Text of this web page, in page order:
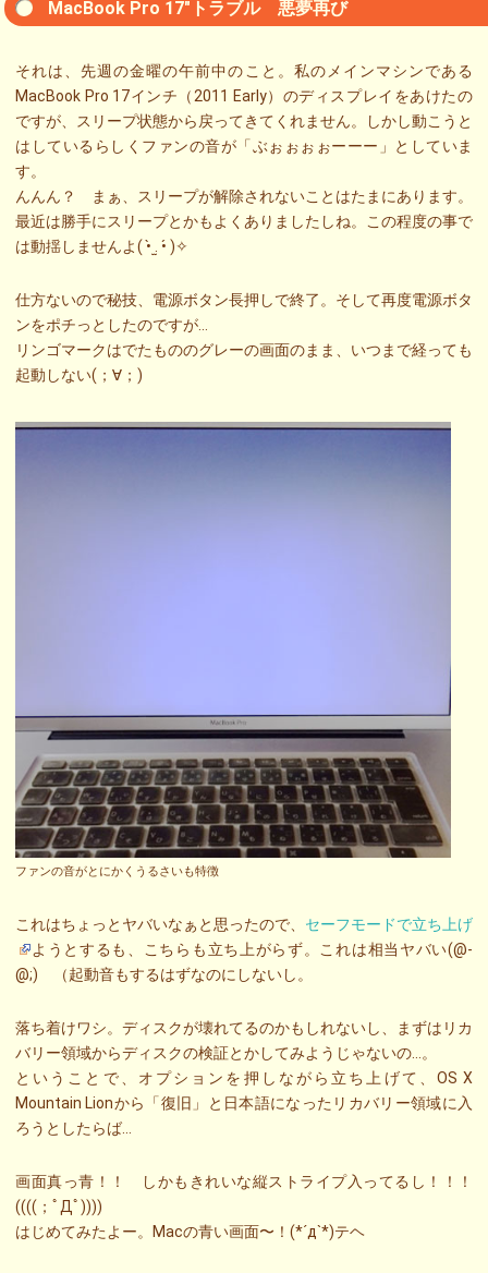
MacBook Pro 17″トラブル 悪夢再び
それは、先週の金曜の午前中のこと。私のメインマシンである
MacBook Pro 17インチ（2011 Early）のディスプレイをあけたの
ですが、スリープ状態から戻ってきてくれません。しかし動こうと
はしているらしくファンの音が「ぶぉぉぉぉーーー」としていま
す。
んんん？ まぁ、スリープが解除されないことはたまにあります。
最近は勝手にスリープとかもよくありましたしね。この程度の事で
は動揺しませんよ( •̀ .̫ •́ )✧
仕方ないので秘技、電源ボタン長押しで終了。そして再度電源ボタ
ンをポチっとしたのですが…
リンゴマークはでたもののグレーの画面のまま、いつまで経っても
起動しない(；∀；)
ファンの音がとにかくうるさいも特徴
これはちょっとヤバいなぁと思ったので、 セーフモードで立ち上げ
ようとするも、こちらも立ち上がらず。これは相当ヤバい(@-
@;) （起動音もするはずなのにしないし。
落ち着けワシ。ディスクが壊れてるのかもしれないし、まずはリカ
バリー領域からディスクの検証とかしてみようじゃないの…。
ということで、オプションを押しながら立ち上げて、OS X
Mountain Lionから「復旧」と日本語になったリカバリー領域に入
ろうとしたらば…
画面真っ青！！ しかもきれいな縦ストライプ入ってるし！！！
((((；ﾟДﾟ))))
はじめてみたよー。Macの青い画面〜！(*´д`*)テヘ